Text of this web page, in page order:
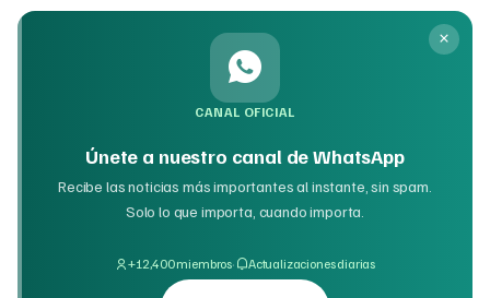
CANAL OFICIAL
Únete a nuestro canal de WhatsApp
Recibe las noticias más importantes al instante, sin spam.
Solo lo que importa, cuando importa.
+12,400 miembros· Actualizaciones diarias